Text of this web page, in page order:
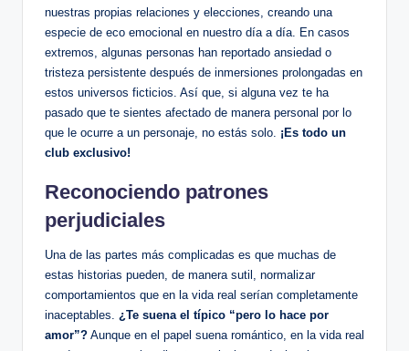
nuestras propias ‌relaciones y elecciones, creando una
especie‌ de eco emocional en nuestro día a día. En casos
extremos, algunas personas han reportado ansiedad o
tristeza persistente después de​ inmersiones prolongadas en
estos universos ⁤ficticios. Así ‌que, si alguna vez te ha
‌pasado que te sientes afectado de manera personal por lo
que le ocurre a un personaje, no estás solo. ¡Es todo un
club exclusivo!
Reconociendo patrones
perjudiciales
Una de ⁤las partes más complicadas es que ​muchas de
estas historias pueden,⁢ de manera sutil, normalizar
comportamientos que en la vida real serían completamente
inaceptables. ¿Te⁤ suena el típico “pero ⁤lo hace por
amor”? ⁢Aunque en el papel​ suena romántico, en ​la vida real